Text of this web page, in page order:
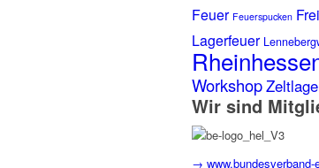
Feuer Feuerspucken
Lagerfeuer
Workshop
Wir sind
→ www.bundesverband-